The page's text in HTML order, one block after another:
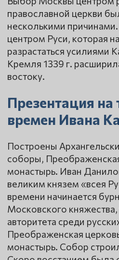
православной церкви
несколькими
центром Руси, которая
разрастаться усилиями
Кремля 1339 г.
востоку.
Презентация
времен Ивана
Построены
соборы,
монастырь. Иван
великим князем «всея
времени начинается
Московского
авторитета среди
Преображенская
монастырь. Собор